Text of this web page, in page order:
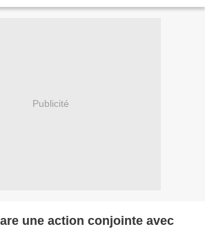
Publicité
une action conjointe avec